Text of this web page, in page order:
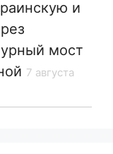
и
мост
7 августа